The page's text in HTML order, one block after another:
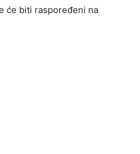
će biti raspoređeni na